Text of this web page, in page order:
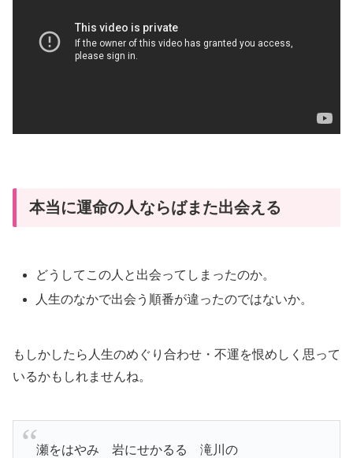
本当に運命の人ならばまた出会える
どうしてこの人と出会ってしまったのか。
人生のなかで出会う順番が違ったのではないか。
もしかしたら人生のめぐり合わせ・不運を恨めしく思って
いるかもしれませんね。
瀬をはやみ 岩にせかるる 滝川の